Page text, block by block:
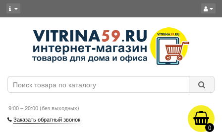
9:00 – 20:00 (без выходных)
Заказать обратный звонок
0